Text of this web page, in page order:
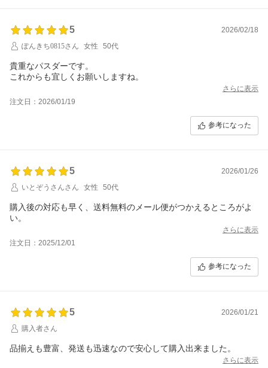
5
2026/02/18
ぽんきち0815さん
女性 50代
貴重なパスダーです。
これからも宜しくお願いしますね。
さらに表示
注文日：2026/01/19
参考になった
5
2026/01/26
いとぞうさんさん
女性 50代
購入後の対応も早く、送料無料のメール便がつかえるところがよ
い。
さらに表示
注文日：2025/12/01
参考になった
5
2026/01/21
購入者さん
品揃えも豊富、発送も迅速なので安心して購入出来ました。
さらに表示